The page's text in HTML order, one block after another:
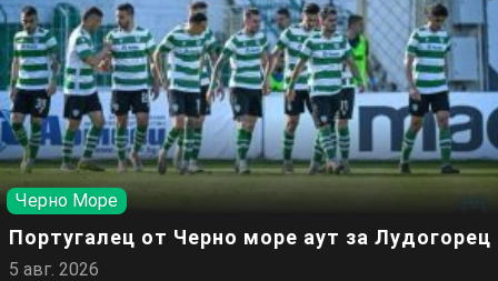
Черно Море
Португалец от Черно море аут за Лудогорец
5 авг. 2026